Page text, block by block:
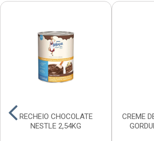
RECHEIO CHOCOLATE
NESTLE 2,54KG
CREME